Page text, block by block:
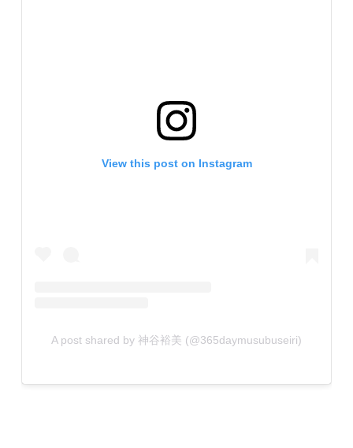
View this post on Instagram
A post shared by 神谷裕美 (@365daymusubuseiri)